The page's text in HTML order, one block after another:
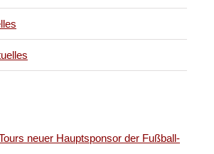
neuer Hauptsponsor der Fußball-